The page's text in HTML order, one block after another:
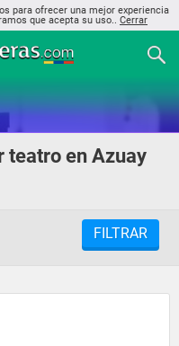
para ofrecer una mejor experiencia
que acepta su uso.. Cerrar
teatro en Azuay
FILTRAR